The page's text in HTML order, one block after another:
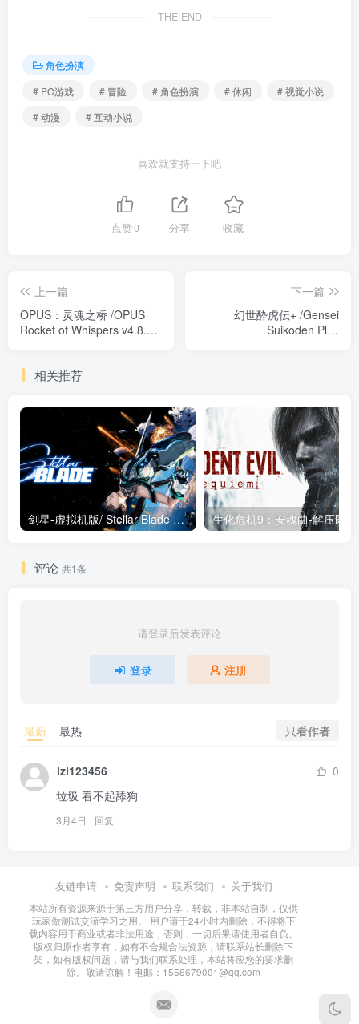
THE END
角色扮演
# PC游戏
# 冒险 # 角色扮演 # 休闲
# 视觉小说
# 动漫
# 互动小说
喜欢就支持一下吧
点赞0 分享 收藏
上一篇
OPUS：灵魂之桥 /OPUS
Rocket of Whispers v4.8.1
下一篇
幻世酔虎伝+ /Gensei
Suikoden Plus
相关推荐
剑星-虚拟机版/ Stellar Blade v1.4.1|Build.19963153 终极版新补丁 送修改器 免安装中文版
评论 共1条
请登录后发表评论
登录 注册
最新 最热 只看作者
lzl123456
0
垃圾 看不起舔狗
3月4日 回复
友链申请 免责声明 联系我们 关于我们
本站所有资源来源于第三方用户分享，转载，非本站自制，仅供
玩家做测试交流学习之用。 用户请于24小时内删除，不得将下
载内容用于商业或者非法用途，否则，一切后果请使用者自负。
版权归原作者享有，如有不合规合法资源，请联系站长删除下
架，如有版权问题，请与我们联系处理，本站将应您的要求删
除。敬请谅解！电邮：1556679001@qq.com